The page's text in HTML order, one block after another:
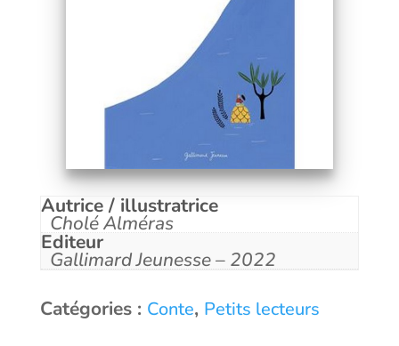
Autrice / illustratrice
Cholé Alméras
Editeur
Gallimard Jeunesse – 2022
Catégories : Conte, Petits lecteurs